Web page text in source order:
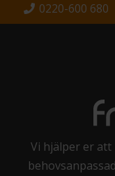
0220-600 680
Vi hjälper er